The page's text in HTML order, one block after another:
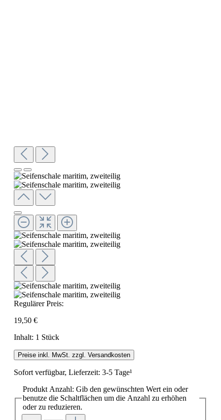
Regulärer Preis:
19,50 €
Inhalt: 1 Stück
Preise inkl. MwSt. zzgl. Versandkosten
Sofort verfügbar, Lieferzeit: 3-5 Tage¹
Produkt Anzahl: Gib den gewünschten Wert ein oder
benutze die Schaltflächen um die Anzahl zu erhöhen
oder zu reduzieren.